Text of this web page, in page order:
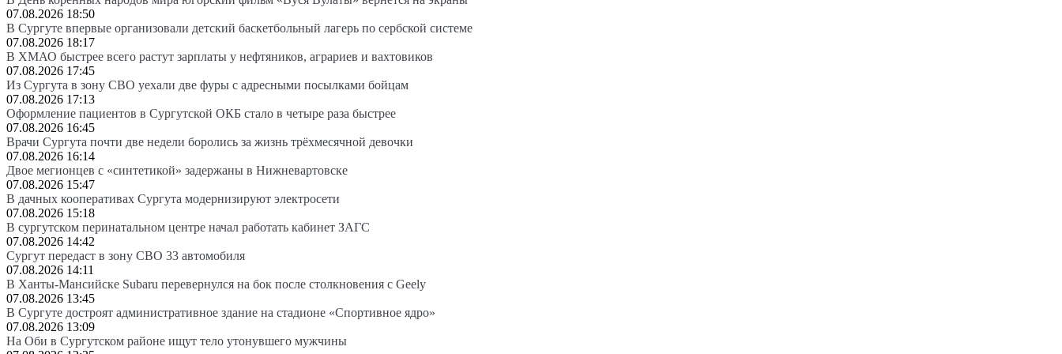
07.08.2026 18:50
В Сургуте впервые организовали детский баскетбольный лагерь по сербской системе
07.08.2026 18:17
В ХМАО быстрее всего растут зарплаты у нефтяников, аграриев и вахтовиков
07.08.2026 17:45
Из Сургута в зону СВО уехали две фуры с адресными посылками бойцам
07.08.2026 17:13
Оформление пациентов в Сургутской ОКБ стало в четыре раза быстрее
07.08.2026 16:45
Врачи Сургута почти две недели боролись за жизнь трёхмесячной девочки
07.08.2026 16:14
Двое мегионцев с «синтетикой» задержаны в Нижневартовске
07.08.2026 15:47
В дачных кооперативах Сургута модернизируют электросети
07.08.2026 15:18
В сургутском перинатальном центре начал работать кабинет ЗАГС
07.08.2026 14:42
Сургут передаст в зону СВО 33 автомобиля
07.08.2026 14:11
В Ханты-Мансийске Subaru перевернулся на бок после столкновения с Geely
07.08.2026 13:45
В Сургуте достроят административное здание на стадионе «Спортивное ядро»
07.08.2026 13:09
На Оби в Сургутском районе ищут тело утонувшего мужчины